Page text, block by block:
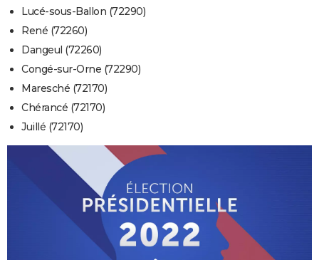
Lucé-sous-Ballon (72290)
René (72260)
Dangeul (72260)
Congé-sur-Orne (72290)
Maresché (72170)
Chérancé (72170)
Juillé (72170)